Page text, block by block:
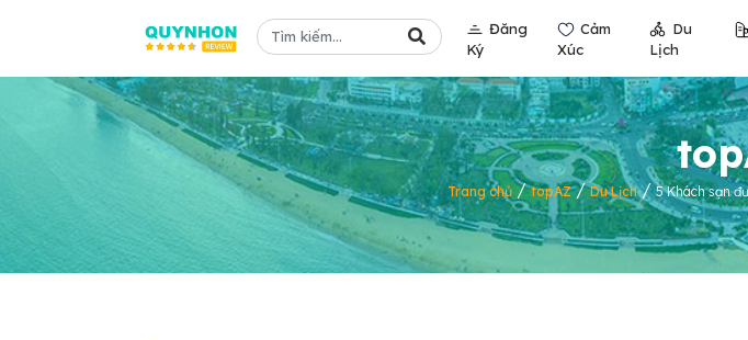
Đăng
Ký
Cảm
Xúc
Du
Lịch
Trang chủ/topAZ/Du Lịch/5 Khách sạn